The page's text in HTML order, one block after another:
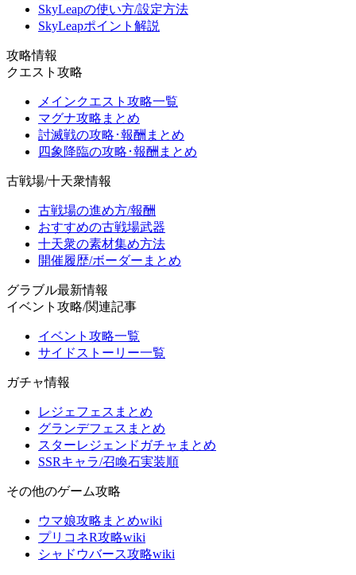
SkyLeapの使い方/設定方法
SkyLeapポイント解説
攻略情報
クエスト攻略
メインクエスト攻略一覧
マグナ攻略まとめ
討滅戦の攻略･報酬まとめ
四象降臨の攻略･報酬まとめ
古戦場/十天衆情報
古戦場の進め方/報酬
おすすめの古戦場武器
十天衆の素材集め方法
開催履歴/ボーダーまとめ
グラブル最新情報
イベント攻略/関連記事
イベント攻略一覧
サイドストーリー一覧
ガチャ情報
レジェフェスまとめ
グランデフェスまとめ
スターレジェンドガチャまとめ
SSRキャラ/召喚石実装順
その他のゲーム攻略
ウマ娘攻略まとめwiki
プリコネR攻略wiki
シャドウバース攻略wiki